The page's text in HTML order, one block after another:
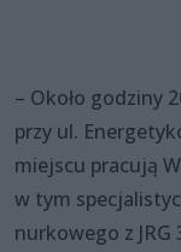
– Około godziny
przy ul.
miejscu pracują
w tym
nurkowego z